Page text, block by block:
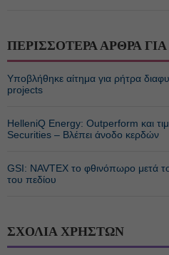
ΠΕΡΙΣΣΟΤΕΡΑ ΑΡΘΡΑ ΓΙΑ
Υποβλήθηκε αίτημα για ρήτρα
projects
HelleniQ Energy: Outperform και
Securities – Βλέπει άνοδο κερδών
GSI: NAVTEX το φθινόπωρο μετά
του πεδίου
ΣΧΟΛΙΑ ΧΡΗΣΤΩΝ